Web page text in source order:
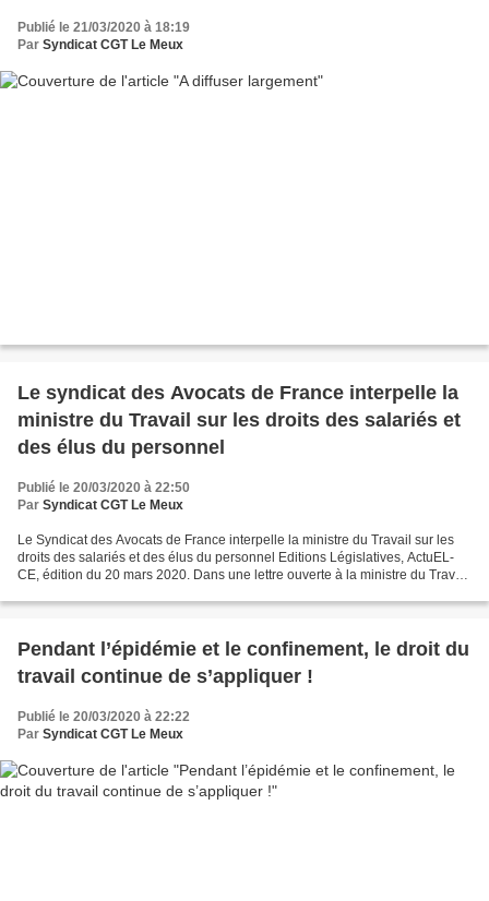
Publié le 21/03/2020 à 18:19
Par Syndicat CGT Le Meux
Le syndicat des Avocats de France interpelle la
ministre du Travail sur les droits des salariés et
des élus du personnel
Publié le 20/03/2020 à 22:50
Par Syndicat CGT Le Meux
Le Syndicat des Avocats de France interpelle la ministre du Travail sur les
droits des salariés et des élus du personnel Editions Législatives, ActuEL-
CE, édition du 20 mars 2020. Dans une lettre ouverte à la ministre du Travail
Pendant l’épidémie et le confinement, le droit du
travail continue de s’appliquer !
Publié le 20/03/2020 à 22:22
Par Syndicat CGT Le Meux